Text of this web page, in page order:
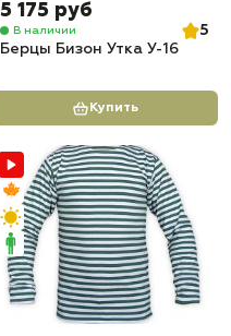
5 175 руб
В наличии
5
Берцы Бизон Утка У-16
Купить